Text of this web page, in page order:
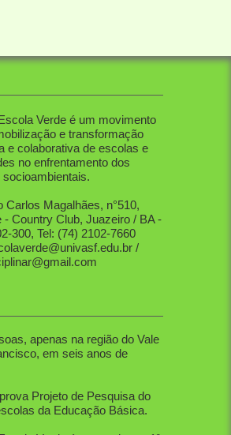
Verde é um movimento
e transformação
e colaborativa de escolas e
no enfrentamento dos
socioambientais.
Carlos Magalhães, n°510,
- Country Club, Juazeiro / BA -
300, Tel: (74) 2102-7660
/
diretamente mais de
apenas na região do Vale
em seis anos de
Projeto de Pesquisa do
da Educação Básica.